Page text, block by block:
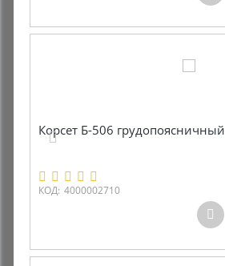
Корсет Б-506 грудопоясничный
КОД: 4000002710